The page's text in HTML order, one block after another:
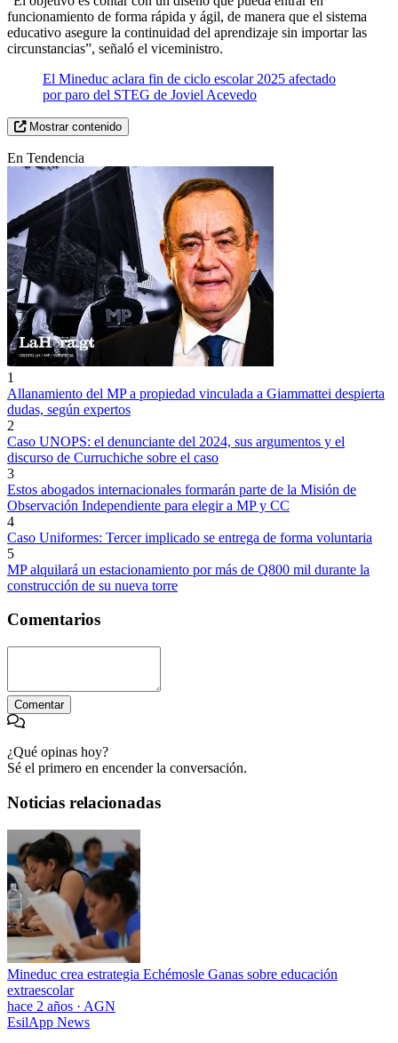
funcionamiento de forma rápida y ágil, de manera que el sistema
educativo asegure la continuidad del aprendizaje sin importar las
circunstancias”, señaló el viceministro.
El Mineduc aclara fin de ciclo escolar 2025 afectado
por paro del STEG de Joviel Acevedo
Mostrar contenido
En Tendencia
1
Allanamiento del MP a propiedad vinculada a Giammattei despierta
dudas, según expertos
2
Caso UNOPS: el denunciante del 2024, sus argumentos y el
discurso de Curruchiche sobre el caso
3
Estos abogados internacionales formarán parte de la Misión de
Observación Independiente para elegir a MP y CC
4
Caso Uniformes: Tercer implicado se entrega de forma voluntaria
5
MP alquilará un estacionamiento por más de Q800 mil durante la
construcción de su nueva torre
Comentarios
Comentar
¿Qué opinas hoy?
Sé el primero en encender la conversación.
Noticias relacionadas
Mineduc crea estrategia Echémosle Ganas sobre educación
extraescolar
hace 2 años · AGN
EsilApp News